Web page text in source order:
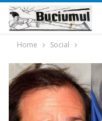
Home Social